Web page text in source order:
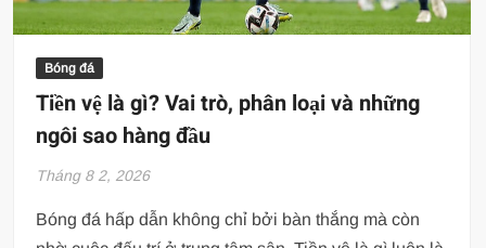
Bóng đá
Tiền vệ là gì? Vai trò, phân loại và những
ngôi sao hàng đầu
Tháng 8 2, 2026
Bóng đá hấp dẫn không chỉ bởi bàn thắng mà còn